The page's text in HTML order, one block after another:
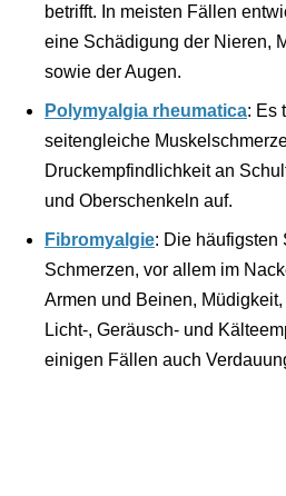
betrifft. In meisten Fällen
eine Schädigung der Nieren,
sowie der Augen.
Polymyalgia rheumatica: Es
seitengleiche
Druckempfindlichkeit an
und Oberschenkeln auf.
Fibromyalgie: Die häufigsten
Schmerzen, vor allem im
Armen und Beinen, Müdigkeit,
Licht-, Geräusch- und
einigen Fällen auch